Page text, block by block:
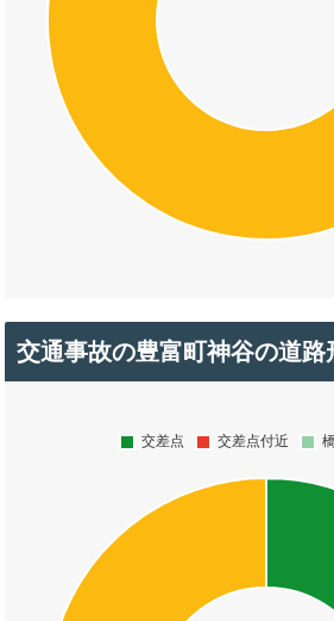
交通事故の豊富町神谷の道路